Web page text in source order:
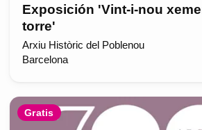
Exposición 'Vint-i-nou
torre'
Arxiu Històric del Poblenou
Barcelona
Gratis